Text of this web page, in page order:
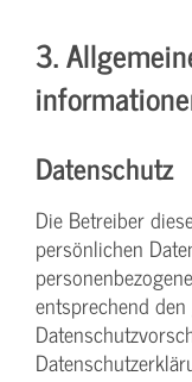
3.
Datenschutz
Die Betreiber
persönlichen
entsprechend